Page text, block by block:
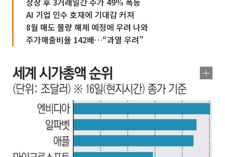
AI 기업 인수 호재에 기대감 커져
8월 매도 물량 해제 예정에 우려 나와
주가매출비율 142배…“과열 우려”